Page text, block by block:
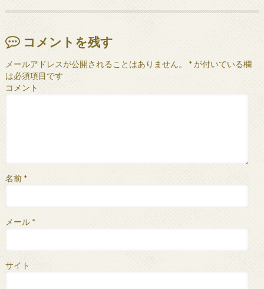
コメントを残す
メールアドレスが公開されることはありません。 *が付いている欄
は必須項目です
コメント
名前 *
メール *
サイト